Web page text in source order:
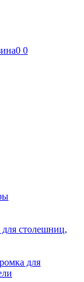
0 0
столешниц,
для